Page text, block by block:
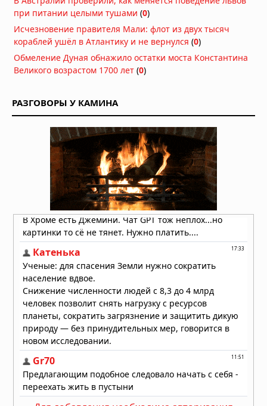
всех знаков зодиака
04.08.2026 в 06:00
Гороскоп на 3 августа 2026 года для
всех знаков зодиака
03.08.2026 в 06:00
всех знаков зодиака
Гороскоп на 1 августа 2026 года для
всех знаков зодиака
01.08.2026 в 06:00
Гороскоп на 31 июля 2026 года для
всех знаков зодиака
31.07.2026 в 06:00
при питании целыми тушами (0)
Исчезновение правителя Мали: флот из двух тысяч
кораблей ушёл в Атлантику и не вернулся (0)
Обмеление Дуная обнажило остатки моста Константина
Великого возрастом 1700 лет (0)
РАЗГОВОРЫ У КАМИНА